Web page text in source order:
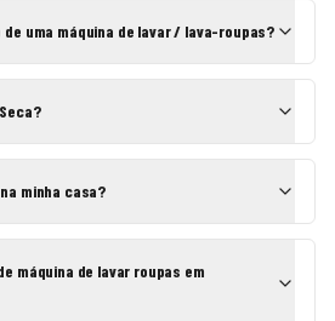
uma máquina de lavar / lava-roupas?
minha casa?
máquina de lavar roupas em